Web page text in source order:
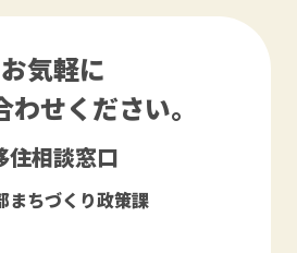
お気軽に
せください。
住相談窓口
まちづくり政策課